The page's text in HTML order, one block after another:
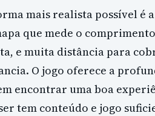
mais realista possível é
que mede o
e muita distância para
O jogo oferece a
encontrar uma boa
tem conteúdo e jogo